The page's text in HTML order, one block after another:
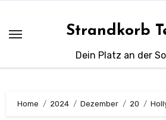
springen
Strandkorb
Dein Platz an der
Home 2024 Dezember 20